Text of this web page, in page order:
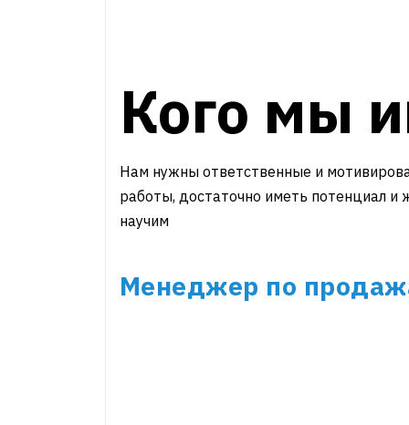
Кого мы
Нам нужны ответственные и
работы, достаточно иметь потенциал и
научим
Менеджер по